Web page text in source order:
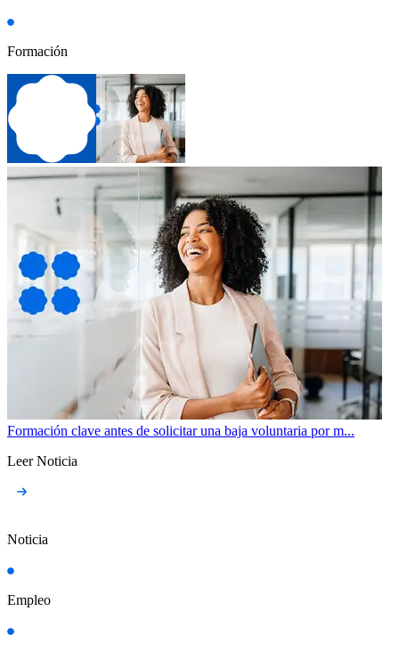
Formación
Formación clave antes de solicitar una baja voluntaria por m...
Leer Noticia
Noticia
Empleo